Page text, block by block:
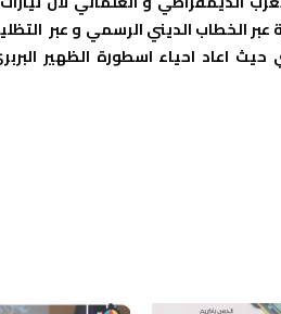
الخطاب الديني الرسمي و عبر
مقالا في هسبريس في يوم 16 ماي الماضي حيث اعاد احياء